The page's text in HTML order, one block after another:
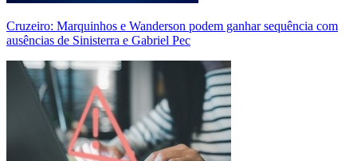
Cruzeiro: Marquinhos e Wanderson podem ganhar sequência com
ausências de Sinisterra e Gabriel Pec